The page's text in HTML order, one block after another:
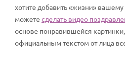
хотите добавить «жизни»
можете сделать видео
основе понравившейся
официальным текстом от лица